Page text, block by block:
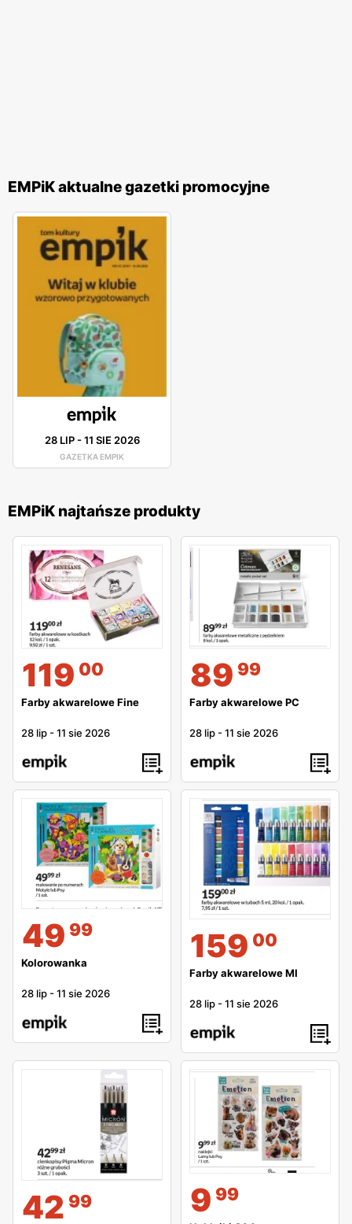
EMPiK aktualne gazetki promocyjne
28 LIP-11 SIE 2026
GAZETKA EMPIK
EMPiK najtańsze produkty
119 00
Farby akwarelowe Fine
28 lip -11 sie 2026
89 99
Farby akwarelowe PC
28 lip -11 sie 2026
49 99
Kolorowanka
28 lip -11 sie 2026
159 00
Farby akwarelowe MI
28 lip -11 sie 2026
42 99 9 99